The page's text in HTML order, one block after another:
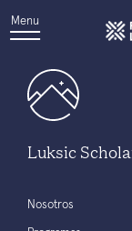
Menu
Luksic
Nosotros